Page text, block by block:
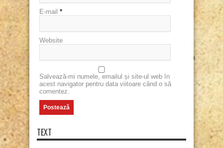
E-mail *
Website
Salvează-mi numele, emailul și site-ul web în
acest navigator pentru data viitoare când o să
comentez.
TEXT